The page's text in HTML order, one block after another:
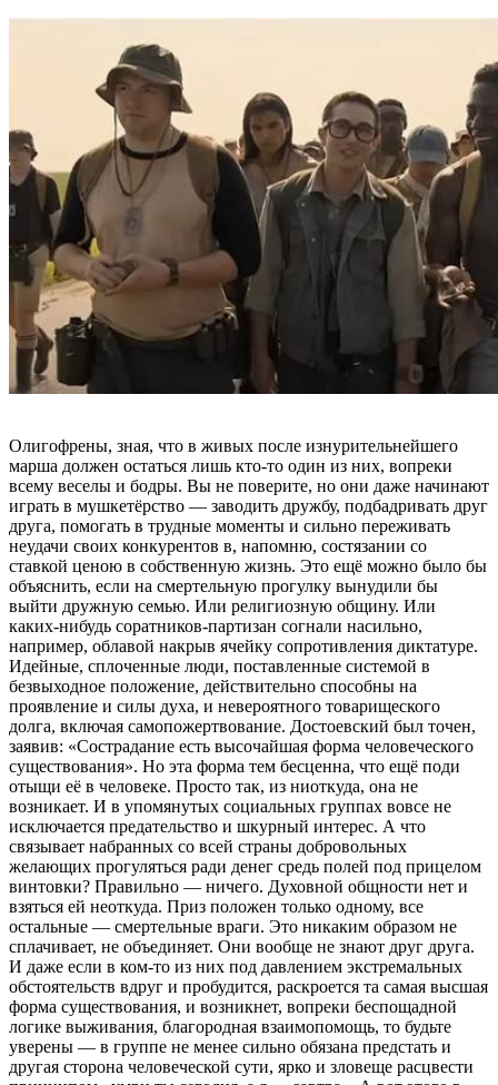
Олигофрены, зная, что в живых после изнурительнейшего
марша должен остаться лишь кто-то один из них, вопреки
всему веселы и бодры. Вы не поверите, но они даже начинают
играть в мушкетёрство — заводить дружбу, подбадривать друг
друга, помогать в трудные моменты и сильно переживать
неудачи своих конкурентов в, напомню, состязании со
ставкой ценою в собственную жизнь. Это ещё можно было бы
объяснить, если на смертельную прогулку вынудили бы
выйти дружную семью. Или религиозную общину. Или
каких-нибудь соратников-партизан согнали насильно,
например, облавой накрыв ячейку сопротивления диктатуре.
Идейные, сплоченные люди, поставленные системой в
безвыходное положение, действительно способны на
проявление и силы духа, и невероятного товарищеского
долга, включая самопожертвование. Достоевский был точен,
заявив: «Сострадание есть высочайшая форма человеческого
существования». Но эта форма тем бесценна, что ещё поди
отыщи её в человеке. Просто так, из ниоткуда, она не
возникает. И в упомянутых социальных группах вовсе не
исключается предательство и шкурный интерес. А что
связывает набранных со всей страны добровольных
желающих прогуляться ради денег средь полей под прицелом
винтовки? Правильно — ничего. Духовной общности нет и
взяться ей неоткуда. Приз положен только одному, все
остальные — смертельные враги. Это никаким образом не
сплачивает, не объединяет. Они вообще не знают друг друга.
И даже если в ком-то из них под давлением экстремальных
обстоятельств вдруг и пробудится, раскроется та самая высшая
форма существования, и возникнет, вопреки беспощадной
логике выживания, благородная взаимопомощь, то будьте
уверены — в группе не менее сильно обязана предстать и
другая сторона человеческой сути, ярко и зловеще расцвести